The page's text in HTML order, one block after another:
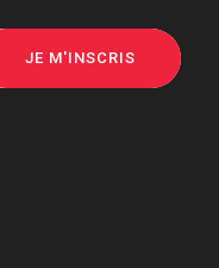
JE M'INSCRIS